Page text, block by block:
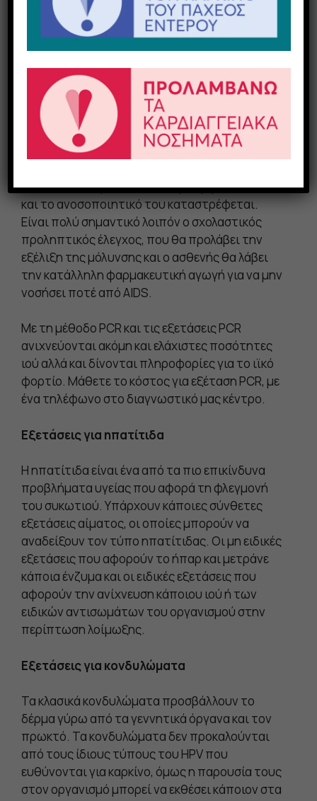
Εξετάσεις για AIDS
ανιχνευτεί ο ιός HIV ή τα αντισώματά του. Για
την διαπίστωση της λοίμωξης χρειάζεται η
εφαρμογή μιας αρχικής ανοσοενζυμικής
δοκιμασίας ΕΙΑ, το τεστ HIV.
ιό HIV σε λίγο χρονικό διάστημα εμφανίζει AIDS
και το ανοσοποιητικό του καταστρέφεται.
Είναι πολύ σημαντικό λοιπόν ο σχολαστικός
προληπτικός έλεγχος, που θα προλάβει την
εξέλιξη της μόλυνσης και ο ασθενής θα λάβει
την κατάλληλη φαρμακευτική αγωγή για να μην
νοσήσει ποτέ από AIDS.
Με τη μέθοδο PCR και τις εξετάσεις PCR
ανιχνεύονται ακόμη και ελάχιστες ποσότητες
ιού αλλά και δίνονται πληροφορίες για το ιϊκό
φορτίο. Μάθετε το κόστος για εξέταση PCR, με
ένα τηλέφωνο στο διαγνωστικό μας κέντρο.
Εξετάσεις για ηπατίτιδα
Η ηπατίτιδα είναι ένα από τα πιο επικίνδυνα
προβλήματα υγείας που αφορά τη φλεγμονή
του συκωτιού. Υπάρχουν κάποιες σύνθετες
εξετάσεις αίματος, οι οποίες μπορούν να
αναδείξουν τον τύπο ηπατίτιδας. Οι μη ειδικές
εξετάσεις που αφορούν το ήπαρ και μετράνε
κάποια ένζυμα και οι ειδικές εξετάσεις που
αφορούν την ανίχνευση κάποιου ιού ή των
ειδικών αντισωμάτων του οργανισμού στην
περίπτωση λοίμωξης.
Εξετάσεις για κονδυλώματα
Τα κλασικά κονδυλώματα προσβάλλουν το
δέρμα γύρω από τα γεννητικά όργανα και τον
πρωκτό. Τα κονδυλώματα δεν προκαλούνται
από τους ίδιους τύπους του HPV που
ευθύνονται για καρκίνο, όμως η παρουσία τους
στον οργανισμό μπορεί να εκθέσει κάποιον στα